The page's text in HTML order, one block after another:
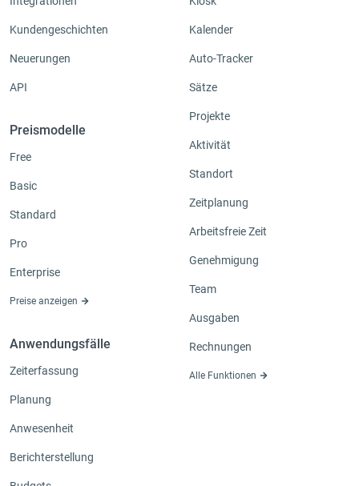
Kundengeschichten
Neuerungen
API
Preismodelle
Free
Basic
Standard
Pro
Enterprise
Preise anzeigen
Anwendungsfälle
Zeiterfassung
Planung
Anwesenheit
Berichterstellung
Kalender
Auto-Tracker
Sätze
Projekte
Aktivität
Standort
Zeitplanung
Arbeitsfreie Zeit
Genehmigung
Team
Ausgaben
Rechnungen
Alle Funktionen